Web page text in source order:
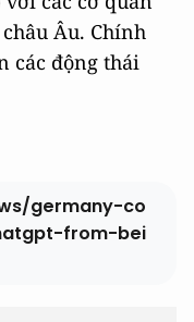
Âu. Chính
các động thái
germany-co
from-bei